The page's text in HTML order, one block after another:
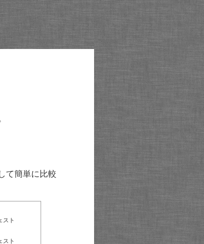
て簡単に比較
スト
スト